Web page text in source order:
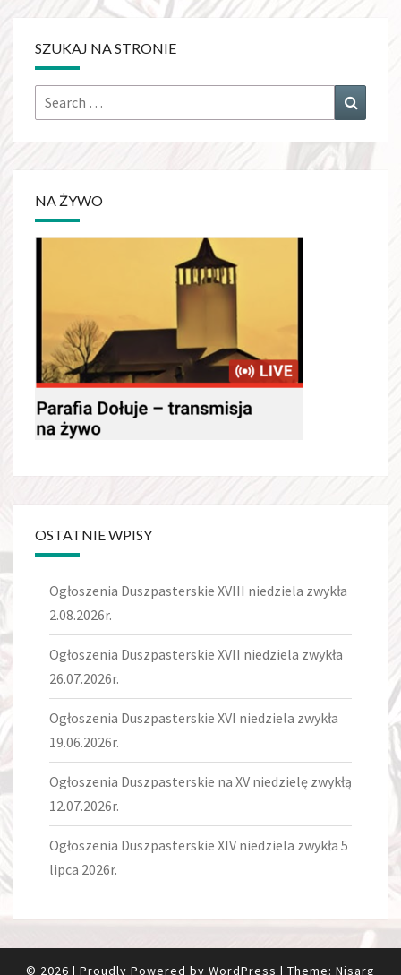
SZUKAJ NA STRONIE
NA ŻYWO
OSTATNIE WPISY
Ogłoszenia Duszpasterskie XVIII niedziela zwykła
2.08.2026r.
Ogłoszenia Duszpasterskie XVII niedziela zwykła
26.07.2026r.
Ogłoszenia Duszpasterskie XVI niedziela zwykła
19.06.2026r.
Ogłoszenia Duszpasterskie na XV niedzielę zwykłą
12.07.2026r.
Ogłoszenia Duszpasterskie XIV niedziela zwykła 5
lipca 2026r.
© 2026 | Proudly Powered by WordPress | Theme: Nisarg